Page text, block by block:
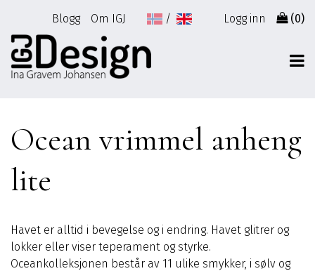
innhold
Blogg Om IGJ Logg inn (0)
Ocean vrimmel anheng
lite
Havet er alltid i bevegelse og i endring. Havet glitrer og
lokker eller viser teperament og styrke.
Oceankolleksjonen består av 11 ulike smykker, i sølv og